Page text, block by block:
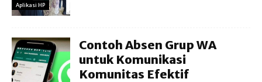
Aplikasi HP
Contoh Absen Grup WA
untuk Komunikasi
Komunitas Efektif